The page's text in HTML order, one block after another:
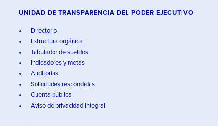
UNIDAD DE TRANSPARENCIA DEL PODER EJECUTIVO
Directorio
Estructura orgánica
Tabulador de sueldos
Indicadores y metas
Auditorías
Solicitudes respondidas
Cuenta pública
Aviso de privacidad integral